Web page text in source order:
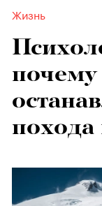
Жизнь
почему